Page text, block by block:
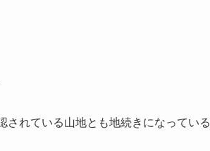
されている山地とも地続きになっている